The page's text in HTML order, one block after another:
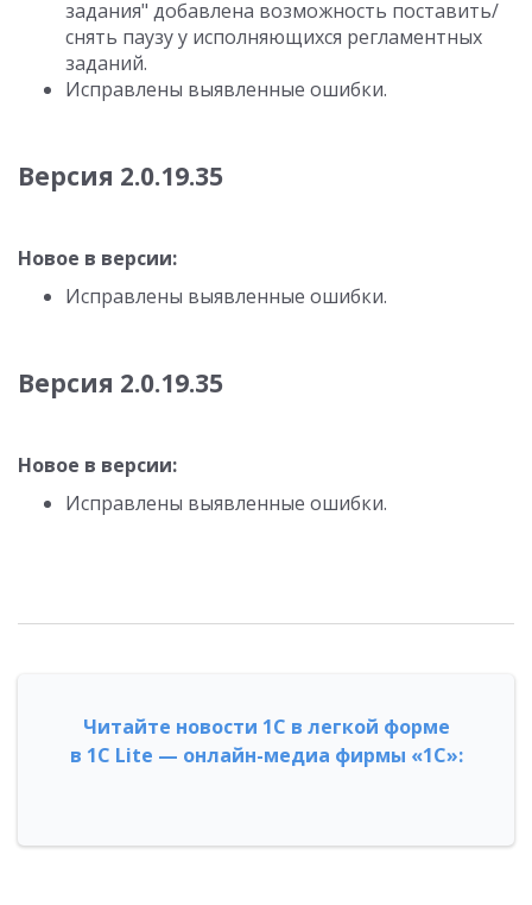
задания" добавлена возможность поставить/
снять паузу у исполняющихся регламентных
заданий.
Исправлены выявленные ошибки.
Версия 2.0.19.35
Новое в версии:
Исправлены выявленные ошибки.
Версия 2.0.19.35
Новое в версии:
Исправлены выявленные ошибки.
Читайте новости 1С в легкой форме
в 1С Lite — онлайн-медиа фирмы «1С»: